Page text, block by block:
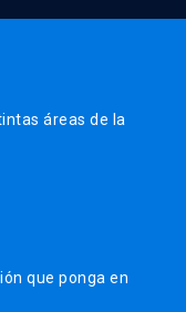
áreas de la
que ponga en